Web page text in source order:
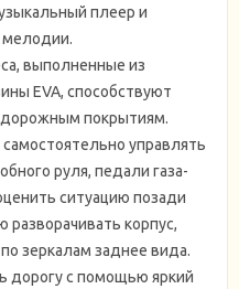
плеер и
выполненные из
EVA, способствуют
покрытиям.
управлять
руля, педали газа-
ситуацию позади
корпус,
зеркалам заднее вида.
дорогу с помощью яркий